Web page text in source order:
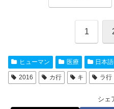
1
ヒューマン 医療 日本
2016 カ行 キ ラ行
シェ